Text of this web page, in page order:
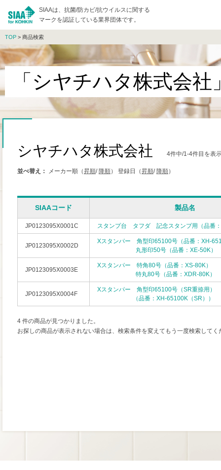
SIAAは、抗菌/防カビ/抗ウイルスに関する
マークを認証している業界団体です。
TOP > 商品検索
「シヤチハタ株式会
シヤチハタ株式会社 4件中/1-4件目を表
並べ替え： メーカー順（昇順/ 降順） 登録日（昇順/ 降順）
SIAAコード 製品名
JP0123095X0001C スタンプ台 タフダ 記念スタンプ用（品番
JP0123095X0002D
Xスタンパー 角型印65100号（品番：XH-
丸形印50号（品番：XE-50K）
JP0123095X0003E
Xスタンパー 特角80号（品番：XS-80K）
特丸80号（品番：XDR-80K）
JP0123095X0004F
Xスタンパー 角型印65100号（SR重捺用）
（品番：XH-65100K（SR））
4 件の商品が見つかりました。
お探しの商品が表示されない場合は、検索条件を変えてもう一度検索してく